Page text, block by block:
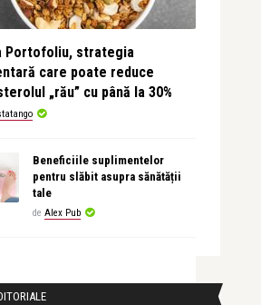
Portofoliu, strategia
care poate reduce
„rău” cu până la 30%
Beneficiile suplimentelor
pentru slăbit asupra sănătății
tale
de Alex Pub